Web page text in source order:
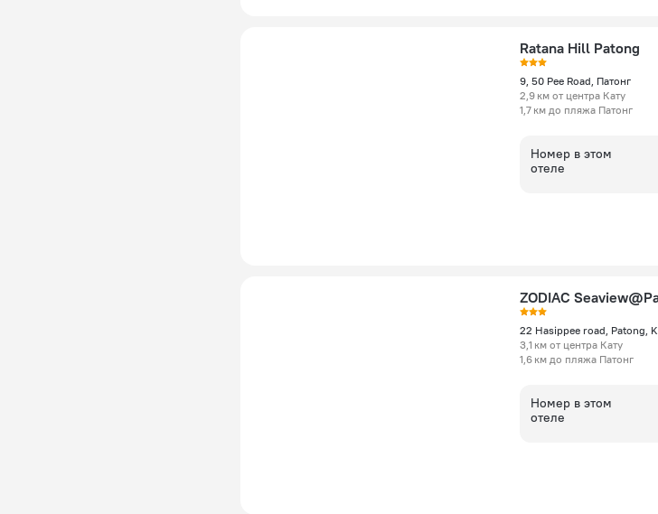
Ratana Hill Patong
9, 50 Pee Road, Патонг
2,9 км от центра Кату
1,7 км до пляжа Патонг
Номер в этом
отеле
ZODIAC
22 Hasippee road, Patong,
3,1 км от центра Кату
1,6 км до пляжа Патонг
Номер в этом
отеле